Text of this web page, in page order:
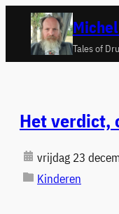
naar
Tales of
Het verdict,
vrijdag 23
Kinderen